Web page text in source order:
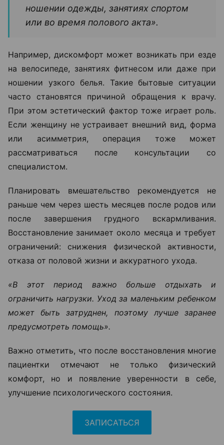
ношении одежды, занятиях спортом
или во время полового акта».
Например, дискомфорт может возникать при езде
на велосипеде, занятиях фитнесом или даже при
ношении узкого белья. Такие бытовые ситуации
часто становятся причиной обращения к врачу.
При этом эстетический фактор тоже играет роль.
Если женщину не устраивает внешний вид, форма
или асимметрия, операция тоже может
рассматриваться после консультации со
специалистом.
Планировать вмешательство рекомендуется не
раньше чем через шесть месяцев после родов или
после завершения грудного вскармливания.
Восстановление занимает около месяца и требует
ограничений: снижения физической активности,
отказа от половой жизни и аккуратного ухода.
«В этот период важно больше отдыхать и
ограничить нагрузки. Уход за маленьким ребенком
может быть затруднен, поэтому лучше заранее
предусмотреть помощь».
Важно отметить, что после восстановления многие
пациентки отмечают не только физический
комфорт, но и появление уверенности в себе,
улучшение психологического состояния.
ЗАПИСАТЬСЯ